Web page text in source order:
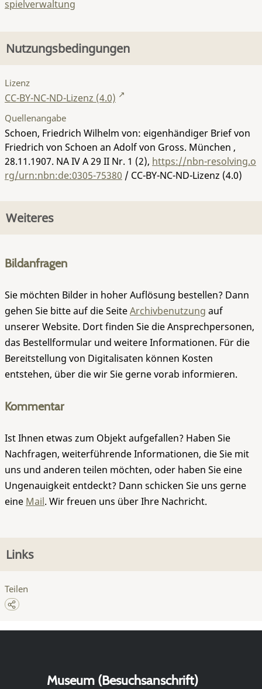
spielverwaltung
Nutzungsbedingungen
Lizenz
CC-BY-NC-ND-Lizenz (4.0)
Quellenangabe
Schoen, Friedrich Wilhelm von: eigenhändiger Brief von
Friedrich von Schoen an Adolf von Gross. München ,
28.11.1907. NA IV A 29 II Nr. 1 (2), https://nbn-resolving.o
rg/urn:nbn:de:0305-75380 / CC-BY-NC-ND-Lizenz (4.0)
Weiteres
Bildanfragen
Sie möchten Bilder in hoher Auflösung bestellen? Dann
gehen Sie bitte auf die SeiteArchivbenutzung auf
unserer Website. Dort finden Sie die Ansprechpersonen,
das Bestellformular und weitere Informationen. Für die
Bereitstellung von Digitalisaten können Kosten
entstehen, über die wir Sie gerne vorab informieren.
Kommentar
Ist Ihnen etwas zum Objekt aufgefallen? Haben Sie
Nachfragen, weiterführende Informationen, die Sie mit
uns und anderen teilen möchten, oder haben Sie eine
Ungenauigkeit entdeckt? Dann schicken Sie uns gerne
eine Mail. Wir freuen uns über Ihre Nachricht.
Links
Teilen
Museum (Besuchsanschrift)